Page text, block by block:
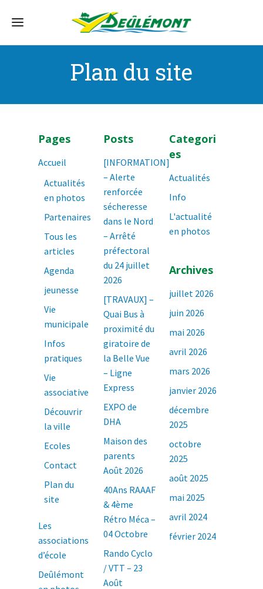
Plan du site
Pages
Accueil
Actualités
en photos
Partenaires
Tous les
articles
Agenda
jeunesse
Vie
municipale
Infos
pratiques
Vie
associative
Découvrir
la ville
Ecoles
Contact
Plan du
site
Les
associations
d’école
Deûlémont
Posts
[INFORMATION]
– Alerte
renforcée
sécheresse
dans le Nord
– Arrêté
préfectoral
du 24 juillet
2026
[TRAVAUX] –
Quai Bus à
proximité du
giratoire de
la Belle Vue
– Ligne
Express
EXPO de
DHA
Maison des
parents
Août 2026
40Ans RAAAF
& 4ème
Rétro Méca –
04 Octobre
Rando Cyclo
/ VTT – 23
Août
Categori
es
Actualités
Info
L'actualité
en photos
Archives
juillet 2026
juin 2026
mai 2026
avril 2026
mars 2026
janvier 2026
décembre
2025
octobre
2025
août 2025
mai 2025
avril 2024
février 2024